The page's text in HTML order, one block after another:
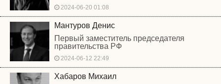
2024-06-20 01:08
Мантуров Денис
Первый заместитель председателя
правительства РФ
2024-06-12 22:49
Хабаров Михаил